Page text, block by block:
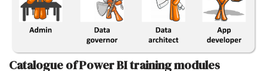
Catalogue of Power BI training modules